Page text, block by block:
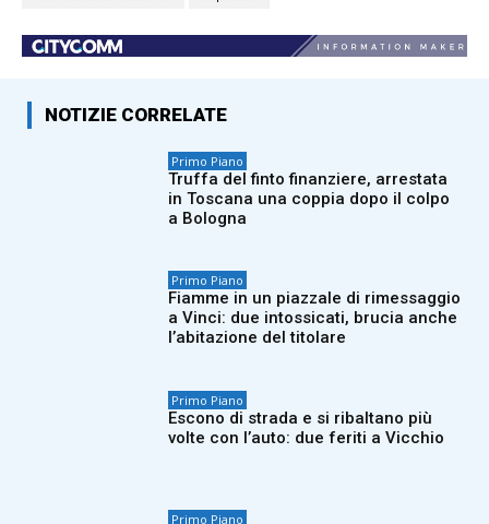
NOTIZIE CORRELATE
Primo Piano
Truffa del finto finanziere, arrestata
in Toscana una coppia dopo il colpo
a Bologna
Primo Piano
Fiamme in un piazzale di rimessaggio
a Vinci: due intossicati, brucia anche
l’abitazione del titolare
Primo Piano
Escono di strada e si ribaltano più
volte con l’auto: due feriti a Vicchio
Primo Piano